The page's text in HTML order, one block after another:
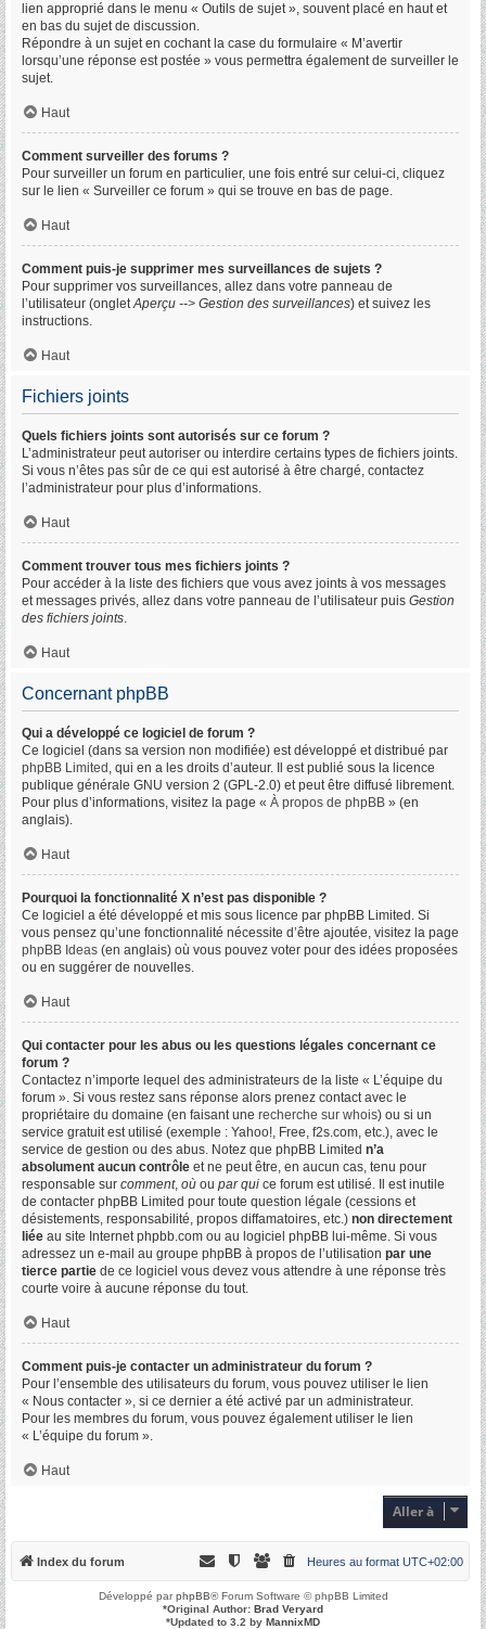
lien approprié dans le menu « Outils de sujet », souvent placé en haut et
en bas du sujet de discussion.
Répondre à un sujet en cochant la case du formulaire « M’avertir
lorsqu’une réponse est postée » vous permettra également de surveiller le
sujet.
Haut
Comment surveiller des forums ?
Pour surveiller un forum en particulier, une fois entré sur celui-ci, cliquez
sur le lien « Surveiller ce forum » qui se trouve en bas de page.
Haut
Comment puis-je supprimer mes surveillances de sujets ?
Pour supprimer vos surveillances, allez dans votre panneau de
l’utilisateur (ongletAperçu --> Gestion des surveillances) et suivez les
instructions.
Haut
Fichiers joints
Quels fichiers joints sont autorisés sur ce forum ?
L’administrateur peut autoriser ou interdire certains types de fichiers joints.
Si vous n’êtes pas sûr de ce qui est autorisé à être chargé, contactez
l’administrateur pour plus d’informations.
Haut
Comment trouver tous mes fichiers joints ?
Pour accéder à la liste des fichiers que vous avez joints à vos messages
et messages privés, allez dans votre panneau de l’utilisateur puis Gestion
des fichiers joints.
Haut
Concernant phpBB
Qui a développé ce logiciel de forum ?
Ce logiciel (dans sa version non modifiée) est développé et distribué par
phpBB Limited , qui en a les droits d’auteur. Il est publié sous la licence
publique générale GNU version 2 (GPL-2.0) et peut être diffusé librement.
Pour plus d’informations, visitez la page « À propos de phpBB » (en
anglais).
Haut
Pourquoi la fonctionnalité X n’est pas disponible ?
Ce logiciel a été développé et mis sous licence par phpBB Limited. Si
vous pensez qu’une fonctionnalité nécessite d’être ajoutée, visitez la page
phpBB Ideas (en anglais) où vous pouvez voter pour des idées proposées
ou en suggérer de nouvelles.
Haut
Qui contacter pour les abus ou les questions légales concernant ce
forum ?
Contactez n’importe lequel des administrateurs de la liste « L’équipe du
forum ». Si vous restez sans réponse alors prenez contact avec le
propriétaire du domaine (en faisant une recherche sur whois) ou si un
service gratuit est utilisé (exemple : Yahoo!, Free, f2s.com, etc.), avec le
service de gestion ou des abus. Notez que phpBB Limited n’a
absolument aucun contrôle et ne peut être, en aucun cas, tenu pour
responsable sur comment, où ou par qui ce forum est utilisé. Il est inutile
de contacter phpBB Limited pour toute question légale (cessions et
désistements, responsabilité, propos diffamatoires, etc.) non directement
liée au site Internet phpbb.com ou au logiciel phpBB lui-même. Si vous
adressez un e-mail au groupe phpBB à propos de l’utilisation par une
tierce partie de ce logiciel vous devez vous attendre à une réponse très
courte voire à aucune réponse du tout.
Haut
Comment puis-je contacter un administrateur du forum ?
Pour l’ensemble des utilisateurs du forum, vous pouvez utiliser le lien
« Nous contacter », si ce dernier a été activé par un administrateur.
Pour les membres du forum, vous pouvez également utiliser le lien
« L’équipe du forum ».
Haut
Aller à
Index du forum Heures au format UTC+02:00
Développé parphpBB® Forum Software © phpBB Limited
*Original Author: Brad Veryard
*Updated to 3.2 by MannixMD